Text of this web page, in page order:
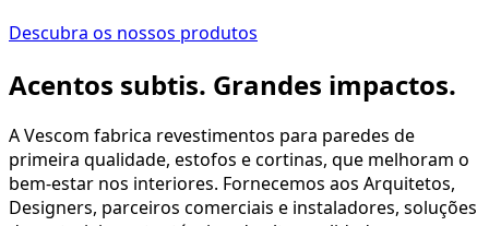
Descubra os nossos produtos
Acentos subtis. Grandes impactos.
A Vescom fabrica revestimentos para paredes de
primeira qualidade, estofos e cortinas, que melhoram o
bem-estar nos interiores. Fornecemos aos Arquitetos,
Designers, parceiros comerciais e instaladores, soluções